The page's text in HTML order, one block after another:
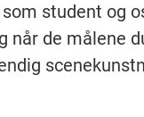
student og
når de målene